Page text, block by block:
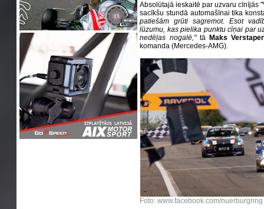
Absolūtajā ieskaitē par uzvaru cīnījās
sacīkšu stundā automašīnai tika
patiešām grūti sagremot. Esot
lūzumu, kas pielika punktu cīņai par
nedēļas nogalē,"tā Maks
komanda (Mercedes-AMG).
Foto: www.facebook.com/nuerburgring